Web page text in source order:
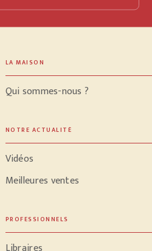
LA MAISON
Qui sommes-nous ?
NOTRE ACTUALITÉ
Vidéos
Meilleures ventes
PROFESSIONNELS